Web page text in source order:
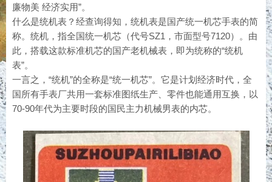
廉物美 经济实用”。
什么是统机表？经查询得知，统机表是国产统一机芯手表的简
称。统机，指全国统一机芯（代号SZ1，市面型号7120）。由
此，搭载这款标准机芯的国产老机械表，即为统称的“统机
表”。
一言之，“统机”的全称是“统一机芯”。它是计划经济时代，全
国所有手表厂共用一套标准图纸生产、零件也能通用互换，以
70-90年代为主要时段的国民主力机械男表的内芯。